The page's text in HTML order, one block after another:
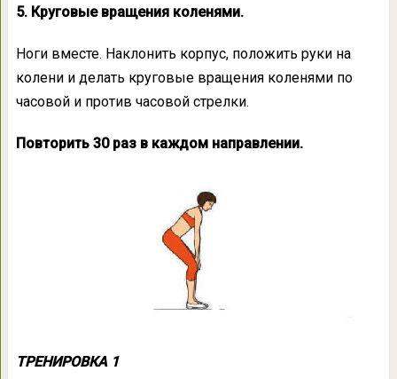
5. Круговые вращения коленями.
Ноги вместе. Наклонить корпус, положить руки на
колени и делать круговые вращения коленями по
часовой и против часовой стрелки.
Повторить 30 раз в каждом направлении.
ТРЕНИРОВКА 1